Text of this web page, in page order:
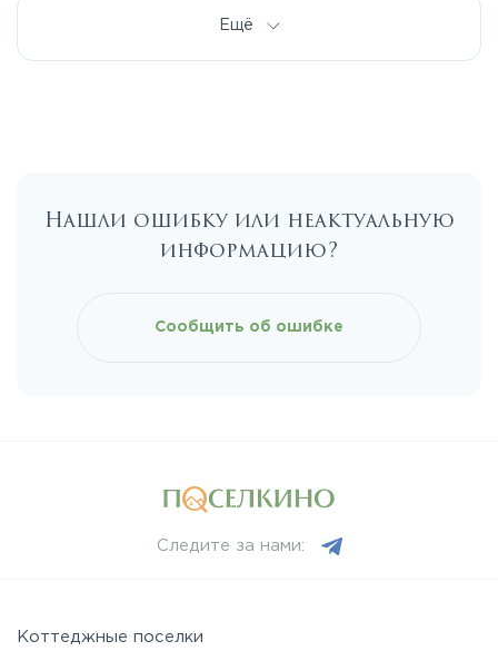
Каширское
Новорижское
Ещё
Нашли ошибку или неактуальную
информацию?
Сообщить об ошибке
Следите за нами:
Коттеджные поселки